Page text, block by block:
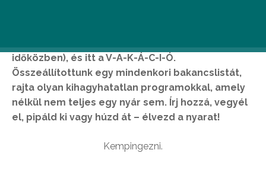
időközben), és itt a V-A-K-Á-C-I-Ó.
Összeállítottunk egy mindenkori bakancslistát,
rajta olyan kihagyhatatlan programokkal, amely
nélkül nem teljes egy nyár sem. Írj hozzá, vegyél
el, pipáld ki vagy húzd át – élvezd a nyarat!
Kempingezni.